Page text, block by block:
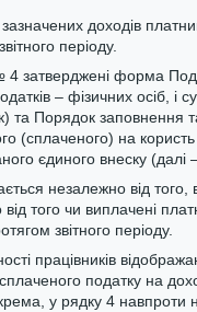
доходів
періоду.
4 затверджені форма
– фізичних осіб, і
та Порядок заповнення
(сплаченого) на користь
єдиного внеску (далі
незалежно від того,
того чи виплачені
звітного періоду.
працівників
податку на
у рядку 4